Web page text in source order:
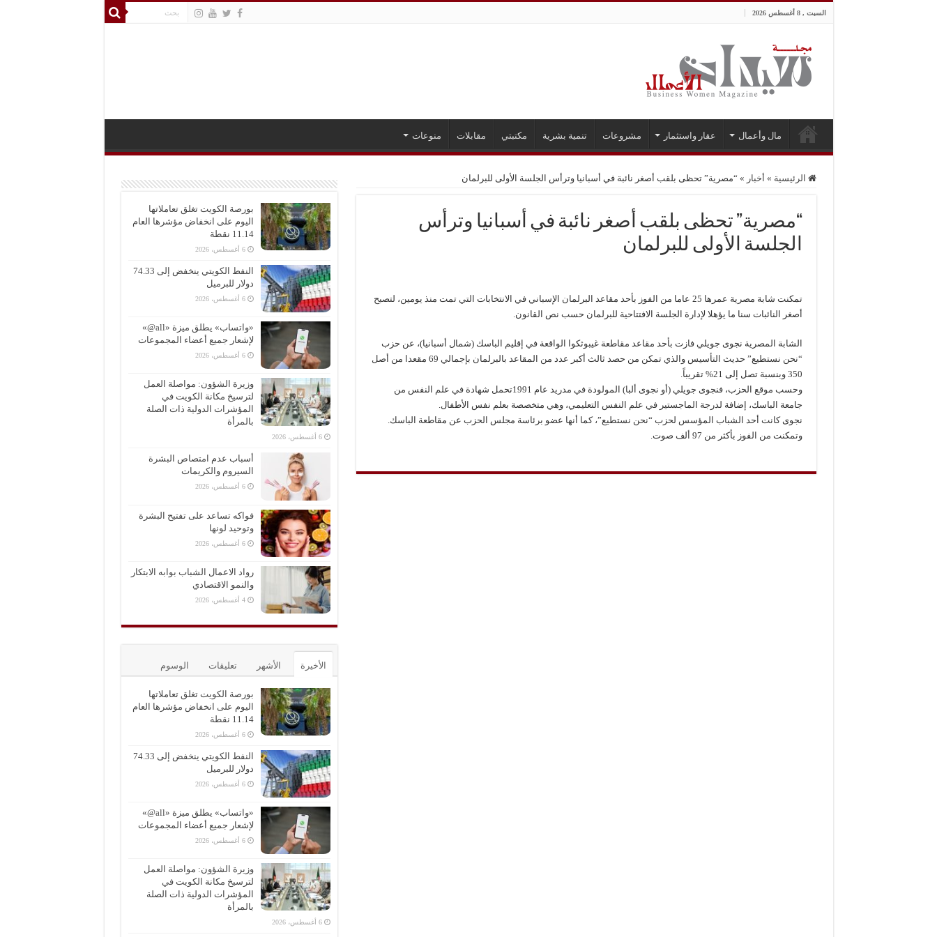
السبت , 8 أغسطس 2026
مال وأعمال عقار واستثمار مشروعات تنمية بشرية مكتبتي مقابلات منوعات
الرئيسية » أخبار » “مصرية” تحظى بلقب أصغر نائبة في أسبانيا وترأس الجلسة الأولى للبرلمان
“مصرية” تحظى بلقب أصغر نائبة في أسبانيا وترأس
الجلسة الأولى للبرلمان
تمكنت شابة مصرية عمرها 25 عاما من الفوز بأحد مقاعد البرلمان الإسباني في الانتخابات التي تمت منذ يومين، لتصبح
أصغر النائبات سنا ما يؤهلا لإدارة الجلسة الافتتاحية للبرلمان حسب نص القانون.
الشابة المصرية نجوى جويلي فازت بأحد مقاعد مقاطعة غيبوثكوا الواقعة في إقليم الباسك (شمال أسبانيا)، عن حزب
“نحن نستطيع” حديث التأسيس والذي تمكن من حصد ثالث أكبر عدد من المقاعد بالبرلمان بإجمالي 69 مقعدا من أصل
350 وبنسبة تصل إلى 21% تقريباً.
وحسب موقع الحزب، فنجوى جويلي (أو نجوى ألبا) المولودة في مدريد عام 1991تحمل شهادة في علم النفس من
جامعة الباسك، إضافة لدرجة الماجستير في علم النفس التعليمي، وهي متخصصة بعلم نفس الأطفال.
نجوى كانت أحد الشباب المؤسس لحزب “نحن نستطيع”، كما أنها عضو برئاسة مجلس الحزب عن مقاطعة الباسك.
وتمكنت من الفوز بأكثر من 97 ألف صوت.
بورصة الكويت تغلق تعاملاتها
اليوم على انخفاض مؤشرها العام
11.14 نقطة
6 أغسطس، 2026
النفط الكويتي ينخفض إلى 74.33
دولار للبرميل
6 أغسطس، 2026
«واتساب» يطلق ميزة «all@»
لإشعار جميع أعضاء المجموعات
6 أغسطس، 2026
وزيرة الشؤون: مواصلة العمل
لترسيخ مكانة الكويت في
المؤشرات الدولية ذات الصلة
بالمرأة
6 أغسطس، 2026
أسباب عدم امتصاص البشرة
السيروم والكريمات
6 أغسطس، 2026
فواكه تساعد على تفتيح البشرة
وتوحيد لونها
6 أغسطس، 2026
رواد الاعمال الشباب بوابه الابتكار
والنمو الاقتصادي
4 أغسطس، 2026
الأخيرة الأشهر تعليقات الوسوم
بورصة الكويت تغلق تعاملاتها
اليوم على انخفاض مؤشرها العام
11.14 نقطة
6 أغسطس، 2026
النفط الكويتي ينخفض إلى 74.33
دولار للبرميل
6 أغسطس، 2026
«واتساب» يطلق ميزة «all@»
لإشعار جميع أعضاء المجموعات
6 أغسطس، 2026
وزيرة الشؤون: مواصلة العمل
لترسيخ مكانة الكويت في
المؤشرات الدولية ذات الصلة
بالمرأة
6 أغسطس، 2026